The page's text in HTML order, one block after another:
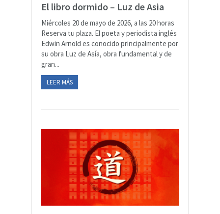
El libro dormido – Luz de Asia
Miércoles 20 de mayo de 2026, a las 20 horas
Reserva tu plaza. El poeta y periodista inglés
Edwin Arnold es conocido principalmente por
su obra Luz de Asía, obra fundamental y de
gran...
LEER MÁS